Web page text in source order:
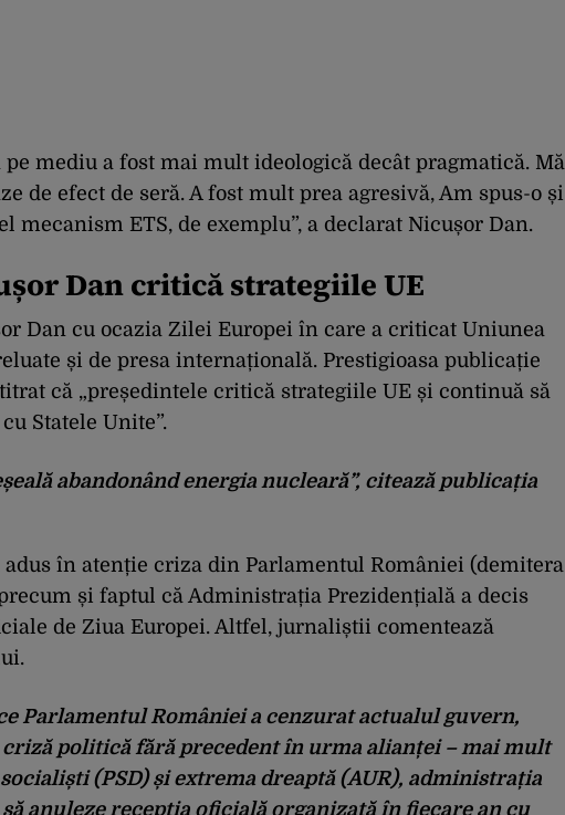
pe mediu a fost mai mult ideologică decât pragmatică. Mă
de efect de seră. A fost mult prea agresivă, Am spus-o și
mecanism ETS, de exemplu”, a declarat Nicușor Dan.
Dan critică strategiile UE
Dan cu ocazia Zilei Europei în care a criticat Uniunea
și de presa internațională. Prestigioasa publicație
că „președintele critică strategiile UE și continuă să
Statele Unite”.
abandonând energia nucleară”, citează publicația
în atenție criza din Parlamentul României (demitera
și faptul că Administrația Prezidențială a decis
de Ziua Europei. Altfel, jurnaliștii comentează
Parlamentul României a cenzurat actualul guvern,
politică fără precedent în urma alianței – mai mult
(PSD) și extrema dreaptă (AUR), administrația
anuleze recepția oficială organizată în fiecare an cu